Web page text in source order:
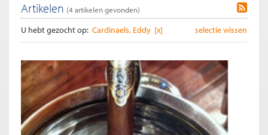
Artikelen (4artikelen gevonden)
U hebt gezocht op: selectie wissen
Cardinaels, Eddy [x]